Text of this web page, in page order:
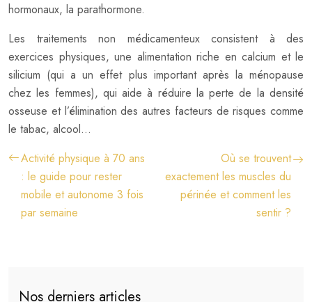
hormonaux, la parathormone.
Les traitements non médicamenteux consistent à des
exercices physiques, une alimentation riche en calcium et le
silicium (qui a un effet plus important après la ménopause
chez les femmes), qui aide à réduire la perte de la densité
osseuse et l’élimination des autres facteurs de risques comme
le tabac, alcool…
Activité physique à 70 ans
: le guide pour rester
mobile et autonome 3 fois
par semaine
Où se trouvent
exactement les muscles du
périnée et comment les
sentir ?
Nos derniers articles